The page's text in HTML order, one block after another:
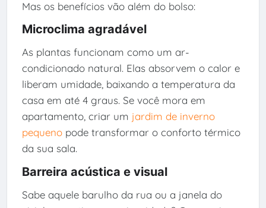
Mas os benefícios vão além do bolso:
Microclima agradável
As plantas funcionam como um ar-
condicionado natural. Elas absorvem o calor e
liberam umidade, baixando a temperatura da
casa em até 4 graus. Se você mora em
apartamento, criar um jardim de inverno
pequenopode transformar o conforto térmico
da sua sala.
Barreira acústica e visual
Sabe aquele barulho da rua ou a janela do